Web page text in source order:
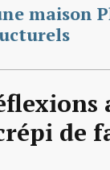
maison
de